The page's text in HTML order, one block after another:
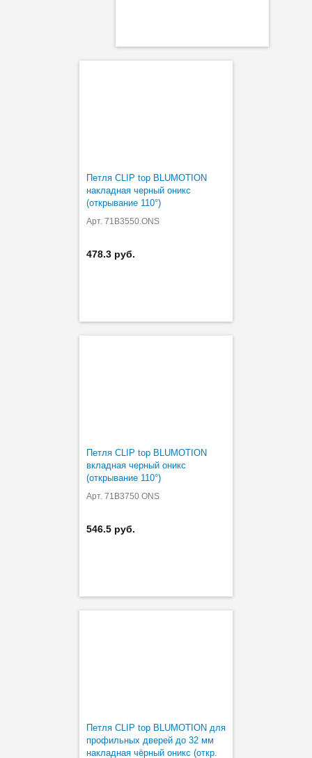
Петля CLIP top BLUMOTION
накладная черный оникс
(открывание 110°)
Арт. 71B3550.ONS
478.3 руб.
Петля CLIP top BLUMOTION
вкладная черный оникс
(открывание 110°)
Арт. 71B3750 ONS
546.5 руб.
Петля CLIP top BLUMOTION для
профильных дверей до 32 мм
накладная чёрный оникс (откр.